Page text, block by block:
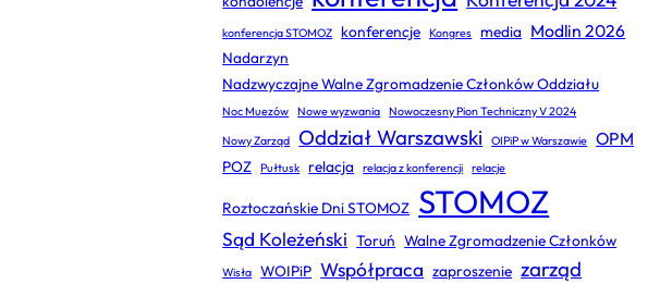
konferencja STOMOZ konferencje Kongres media Modlin 2026
Nadarzyn
Nadzwyczajne Walne Zgromadzenie Członków Oddziału
Noc Muezów Nowe wyzwania Nowoczesny Pion Techniczny V 2024
Nowy Zarząd Oddział Warszawski OIPiP w Warszawie OPM
POZ Pułtusk relacja relacja z konferencji relacje
Roztoczańskie Dni STOMOZ STOMOZ
Sąd Koleżeński Toruń Walne Zgromadzenie Członków
Wisła WOIPiP Współpraca zaproszenie zarząd